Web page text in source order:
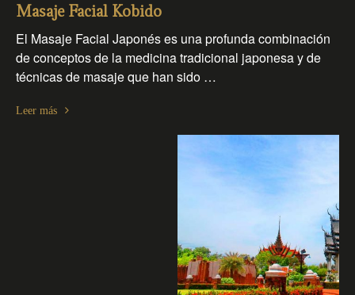
Masaje Facial Kobido
El Masaje Facial Japonés es una profunda combinación
de conceptos de la medicina tradicional japonesa y de
técnicas de masaje que han sido …
Leer más